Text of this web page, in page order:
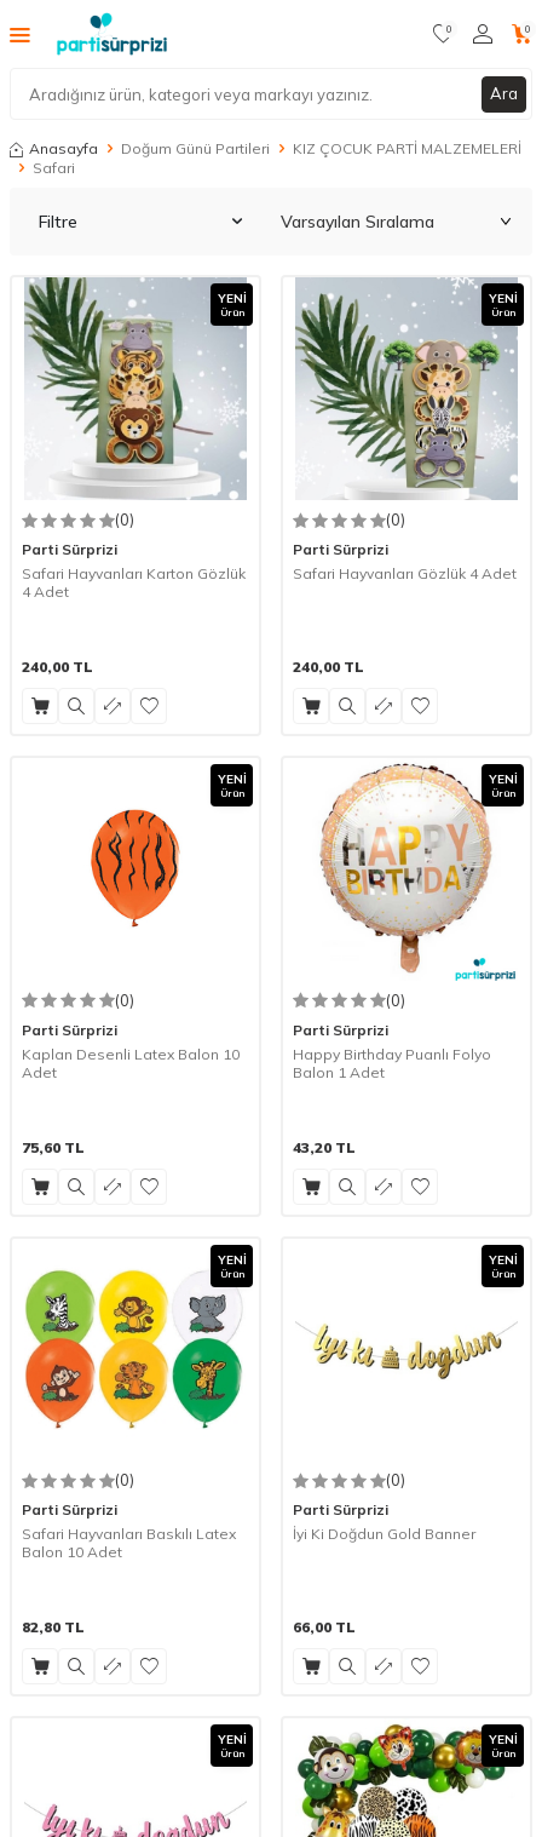
Ara
0 0
Anasayfa Doğum Günü Partileri
KIZ ÇOCUK PARTİ MALZEMELERİ
Safari
Filtre
YENI
Ürün
(0)
Parti Sürprizi
Safari Hayvanları Karton Gözlük
4 Adet
240,00 TL
YENI
Ürün
(0)
Parti Sürprizi
Safari Hayvanları Gözlük 4 Adet
240,00 TL
YENI
Ürün
(0)
Parti Sürprizi
Kaplan Desenli Latex Balon 10
Adet
75,60 TL
YENI
Ürün
(0)
Parti Sürprizi
Happy Birthday Puanlı Folyo
Balon 1 Adet
43,20 TL
YENI
Ürün
(0)
Parti Sürprizi
Safari Hayvanları Baskılı Latex
Balon 10 Adet
82,80 TL
YENI
Ürün
(0)
Parti Sürprizi
İyi Ki Doğdun Gold Banner
66,00 TL
YENI
Ürün
YENI
Ürün